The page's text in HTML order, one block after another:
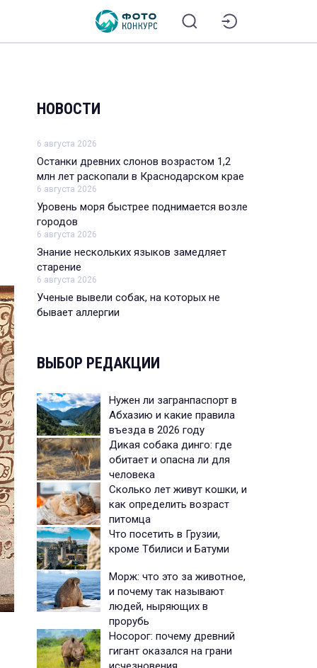
НОВОСТИ
6 августа 2026
Останки древних слонов возрастом 1,2
млн лет раскопали в Краснодарском крае
6 августа 2026
Уровень моря быстрее поднимается возле
городов
6 августа 2026
Знание нескольких языков замедляет
старение
6 августа 2026
Ученые вывели собак, на которых не
бывает аллергии
ВЫБОР РЕДАКЦИИ
Нужен ли загранпаспорт в
Абхазию и какие правила
въезда в 2026 году
Дикая собака динго: где
обитает и опасна ли для
человека
Сколько лет живут кошки, и
как определить возраст
питомца
Что посетить в Грузии,
кроме Тбилиси и Батуми
Морж: что это за животное,
и почему так называют
людей, ныряющих в
прорубь
Носорог: почему древний
гигант оказался на грани